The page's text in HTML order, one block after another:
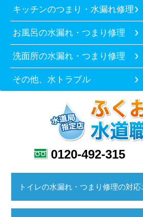
キッチンのつまり・水漏れ修理
お風呂の水漏れ・つまり修理
洗面所の水漏れ・つまり修理
その他、水トラブル
0120-492-315
トイレの水漏れ・つまり修理の対応